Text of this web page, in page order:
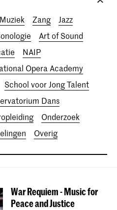
Zang
Jazz
Art of Sound
NAIP
Opera Academy
School voor Jong Talent
Dans
Onderzoek
Overig
War Requiem - Music for
Peace and Justice